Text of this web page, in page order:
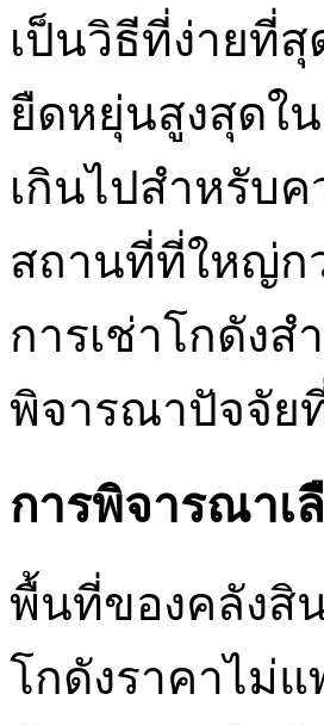
เป็นวิธีที่ง่ายที่
ยืดหยุ่นสูงสุดใ
เกินไปสำหรับ
สถานที่ที่ใหญ่ก
การเช่าโกดัง
พิจารณาปัจจัย
การพิจารณาเ
พื้นที่ของคลังสิ
โกดังราคาไม่